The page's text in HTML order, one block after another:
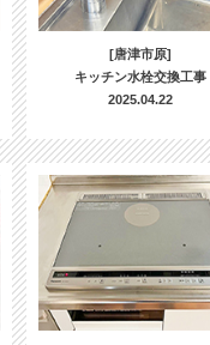
[唐津市原]
キッチン水栓交換工事
2025.04.22